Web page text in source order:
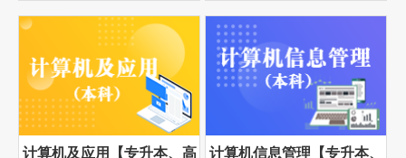
计算机及应用【专升本、高
计算机信息管理【专升本、